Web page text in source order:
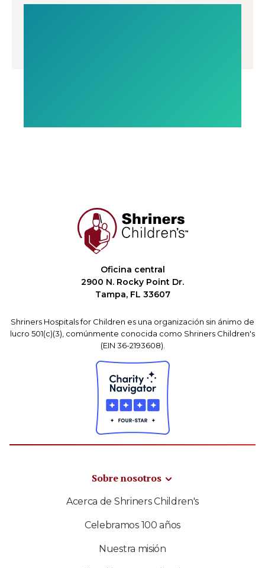
Oficina central
2900 N. Rocky Point Dr.
Tampa, FL 33607
Shriners Hospitals for Children es una organización sin ánimo de
lucro 501(c)(3), comúnmente conocida como Shriners Children's
(EIN 36-2193608).
Sobre nosotros
Acerca de Shriners Children's
Celebramos 100 años
Nuestra misión